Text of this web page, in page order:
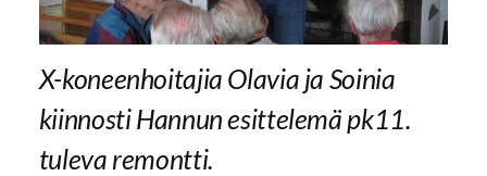
X-koneenhoitajia Olavia ja Soinia
kiinnosti Hannun esittelemä pk11.
tuleva remontti.